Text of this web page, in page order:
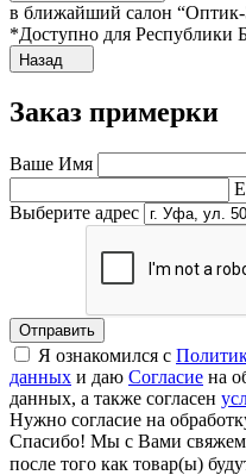
в ближайший салон “Оптик-
*Доступно для Республики
Назад
Заказ примерки
Ваше Имя
Выберите адрес
Отправить
Я ознакомился с
данных и даю Согласие на
данных, а также согласен
Нужно согласие на
Спасибо! Мы с Вами
после того как товар(ы)